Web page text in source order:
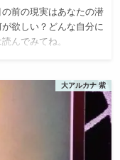
前の現実はあなたの潜
欲しい？どんな自分に
んでみてね。
大アルカナ 紫